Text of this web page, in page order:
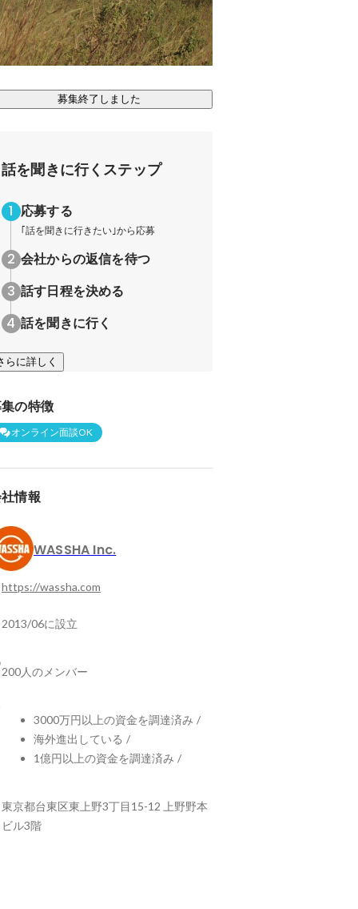
募集終了しました
話を聞きに行くステップ
応募する
｢話を聞きに行きたい｣から応募
会社からの返信を待つ
話す日程を決める
話を聞きに行く
らに詳しく
の特徴
オンライン面談OK
情報
WASSHA Inc.
https://wassha.com
2013/06に設立
200人のメンバー
3000万円以上の資金を調達済み /
海外進出している /
1億円以上の資金を調達済み /
東京都台東区東上野3丁目15-12 上野野本
ビル3階